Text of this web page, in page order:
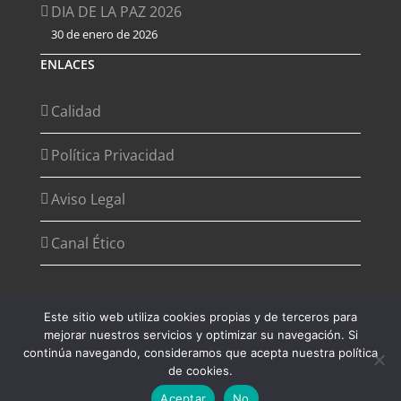
DIA DE LA PAZ 2026
30 de enero de 2026
ENLACES
Calidad
Política Privacidad
Aviso Legal
Canal Ético
Copyright 2012 - 2026 Desarrollado porAgencia de Marketing
Digital - Digital2G
Este sitio web utiliza cookies propias y de terceros para
mejorar nuestros servicios y optimizar su navegación. Si
continúa navegando, consideramos que acepta nuestra política
de cookies.
Aceptar
No